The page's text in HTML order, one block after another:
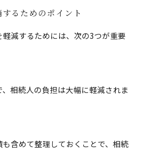
るためのポイント
減するためには、次の3つが重要
相続人の負担は大幅に軽減されま
含めて整理しておくことで、相続